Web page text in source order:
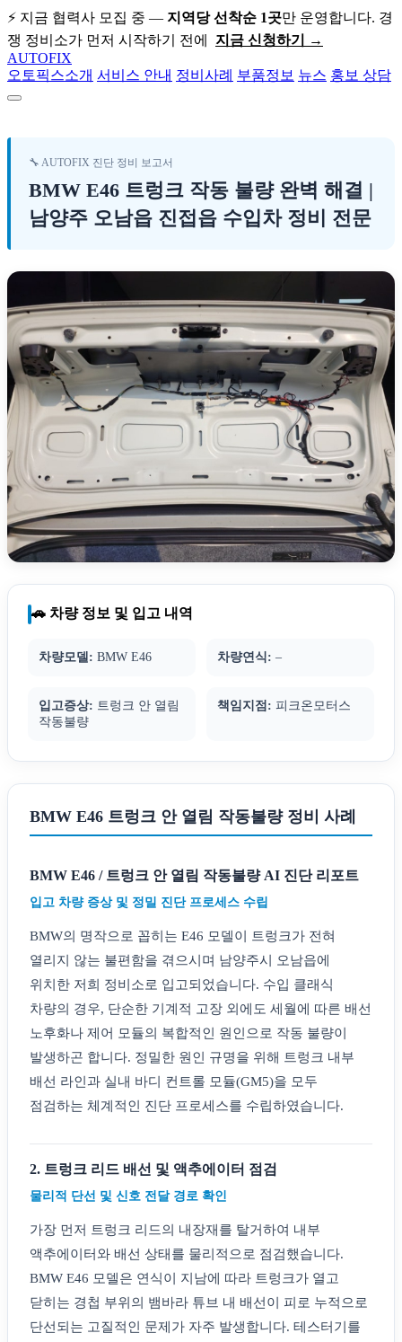
⚡ 지금 협력사 모집 중 — 지역당 선착순 1곳만 운영합니다. 경
쟁 정비소가 먼저 시작하기 전에 지금 신청하기 →
AUTOFIX
오토픽스소개 서비스 안내 정비사례 부품정보 뉴스 홍보 상담
BMW E46 트렁크 작동 불량 완벽 해결 |
🔧 AUTOFIX 진단 정비 보고서
BMW E46 트렁크 작동 불량 완벽 해결 |
남양주 오남읍 진접읍 수입차 정비 전문
🚗 차량 정보 및 입고 내역
차량모델: BMW E46 차량연식: –
입고증상: 트렁크 안 열림
작동불량
책임지점: 피크온모터스
BMW E46 트렁크 안 열림 작동불량 정비 사례
BMW E46 / 트렁크 안 열림 작동불량 AI 진단 리포트
입고 차량 증상 및 정밀 진단 프로세스 수립
BMW의 명작으로 꼽히는 E46 모델이 트렁크가 전혀
열리지 않는 불편함을 겪으시며 남양주시 오남읍에
위치한 저희 정비소로 입고되었습니다. 수입 클래식
차량의 경우, 단순한 기계적 고장 외에도 세월에 따른 배선
노후화나 제어 모듈의 복합적인 원인으로 작동 불량이
발생하곤 합니다. 정밀한 원인 규명을 위해 트렁크 내부
배선 라인과 실내 바디 컨트롤 모듈(GM5)을 모두
점검하는 체계적인 진단 프로세스를 수립하였습니다.
2. 트렁크 리드 배선 및 액추에이터 점검
물리적 단선 및 신호 전달 경로 확인
가장 먼저 트렁크 리드의 내장재를 탈거하여 내부
액추에이터와 배선 상태를 물리적으로 점검했습니다.
BMW E46 모델은 연식이 지남에 따라 트렁크가 열고
닫히는 경첩 부위의 뱀바라 튜브 내 배선이 피로 누적으로
단선되는 고질적인 문제가 자주 발생합니다. 테스터기를